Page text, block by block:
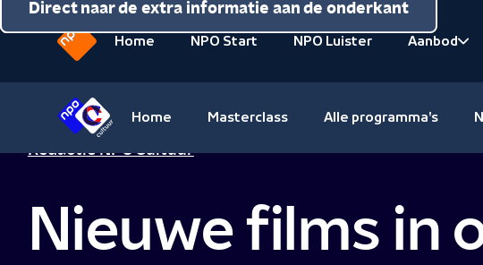
Direct naar de inhoud
Direct naar de hoofdnavigatie
Direct naar de extra informatie aan de onderkant
beginpagina
van
Home NPO Start NPO Luister
Aanbod
van
Cultuur
Home Masterclass Alle programma's
Redactie NPO Cultuur
Nieuwe films in